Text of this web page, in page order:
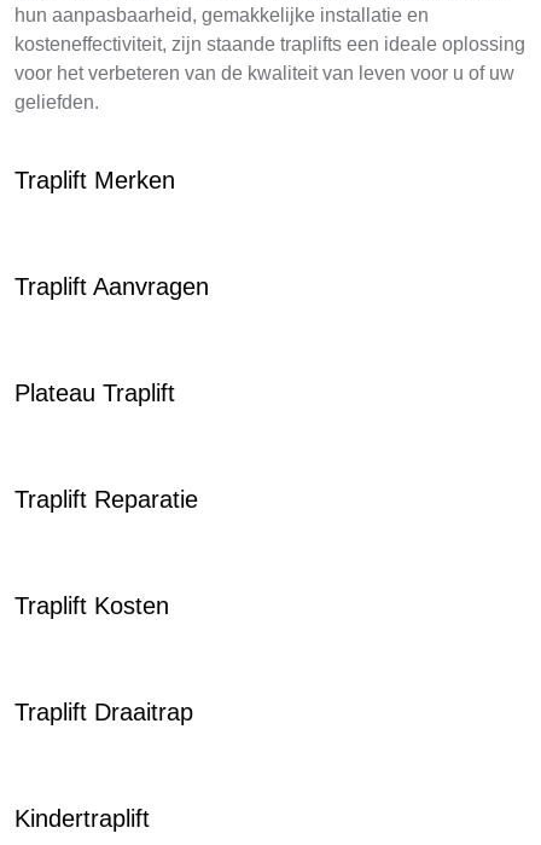
hun aanpasbaarheid, gemakkelijke installatie en
kosteneffectiviteit, zijn staande traplifts een ideale oplossing
voor het verbeteren van de kwaliteit van leven voor u of uw
geliefden.
Traplift Merken
Traplift Aanvragen
Plateau Traplift
Traplift Reparatie
Traplift Kosten
Traplift Draaitrap
Kindertraplift